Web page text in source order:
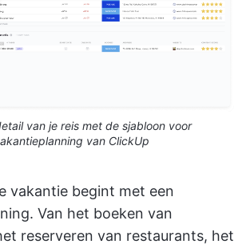
van je reis met de sjabloon voor
van ClickUp
vakantie begint met een
Van het boeken van
reserveren van restaurants, het